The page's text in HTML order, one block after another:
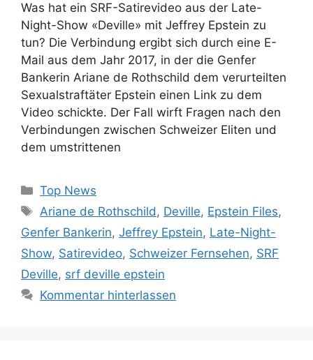
Was hat ein SRF-Satirevideo aus der Late-
Night-Show «Deville» mit Jeffrey Epstein zu
tun? Die Verbindung ergibt sich durch eine E-
Mail aus dem Jahr 2017, in der die Genfer
Bankerin Ariane de Rothschild dem verurteilten
Sexualstraftäter Epstein einen Link zu dem
Video schickte. Der Fall wirft Fragen nach den
Verbindungen zwischen Schweizer Eliten und
dem umstrittenen
Kategorien
Top News
Schlagwörter
Ariane de Rothschild , Deville, Epstein Files,
Genfer Bankerin, Jeffrey Epstein, Late-Night-
Show, Satirevideo, Schweizer Fernsehen, SRF
Deville, srf deville epstein
Kommentar hinterlassen